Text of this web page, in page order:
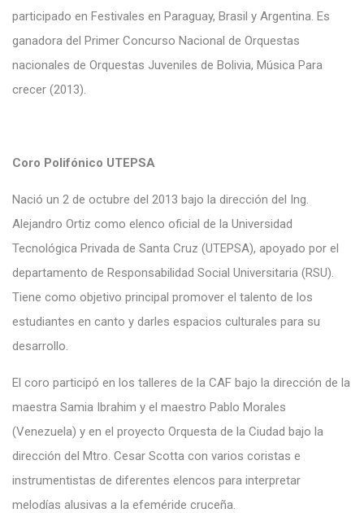
participado en Festivales en Paraguay, Brasil y Argentina. Es
ganadora del Primer Concurso Nacional de Orquestas
nacionales de Orquestas Juveniles de Bolivia, Música Para
crecer (2013).
Coro Polifónico UTEPSA
Nació un 2 de octubre del 2013 bajo la dirección del Ing.
Alejandro Ortiz como elenco oficial de la Universidad
Tecnológica Privada de Santa Cruz (UTEPSA), apoyado por el
departamento de Responsabilidad Social Universitaria (RSU).
Tiene como objetivo principal promover el talento de los
estudiantes en canto y darles espacios culturales para su
desarrollo.
El coro participó en los talleres de la CAF bajo la dirección de la
maestra Samia Ibrahim y el maestro Pablo Morales
(Venezuela) y en el proyecto Orquesta de la Ciudad bajo la
dirección del Mtro. Cesar Scotta con varios coristas e
instrumentistas de diferentes elencos para interpretar
melodías alusivas a la efeméride cruceña.